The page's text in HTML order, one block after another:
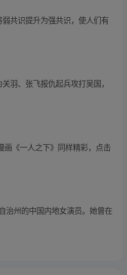
共识提升为强共识，使人们有
羽、张飞报仇起兵攻打吴国，
画《一人之下》同样精彩，点击
治州的中国内地女演员。她曾在